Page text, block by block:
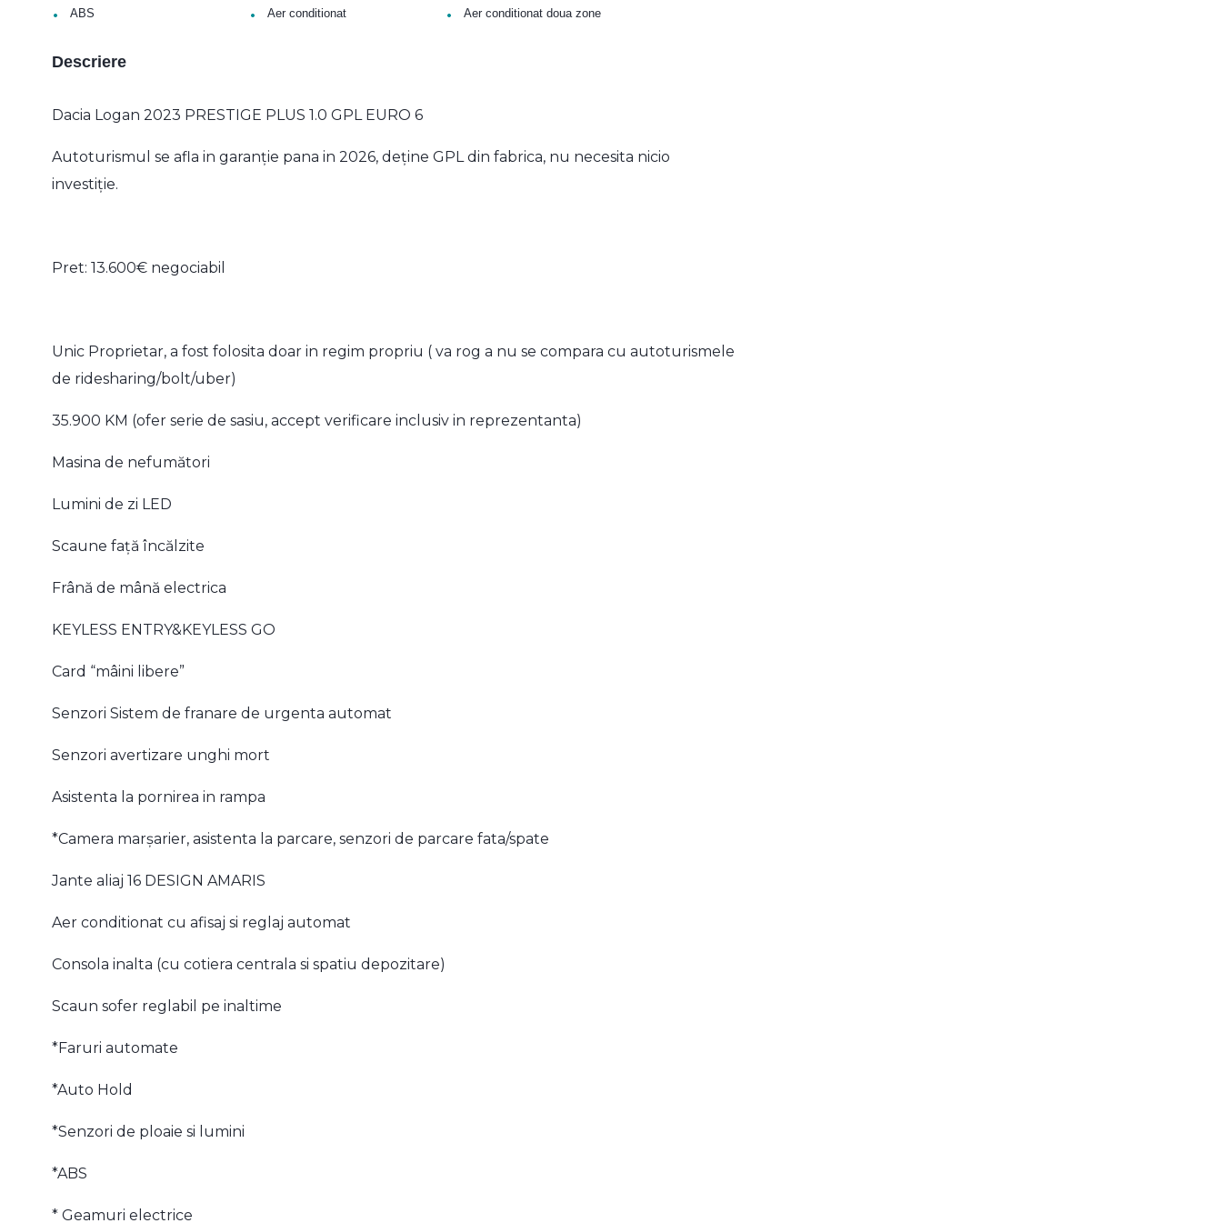
• ABS • Aer conditionat • Aer conditionat doua zone
Descriere
Dacia Logan 2023 PRESTIGE PLUS 1.0 GPL EURO 6
Autoturismul se afla in garanție pana in 2026, deține GPL din fabrica, nu necesita nicio
investiție.
Pret: 13.600€ negociabil
Unic Proprietar, a fost folosita doar in regim propriu ( va rog a nu se compara cu autoturismele
de ridesharing/bolt/uber)
35.900 KM (ofer serie de sasiu, accept verificare inclusiv in reprezentanta)
Masina de nefumători
Lumini de zi LED
Scaune față încălzite
Frână de mână electrica
KEYLESS ENTRY&KEYLESS GO
Card “mâini libere”
Senzori Sistem de franare de urgenta automat
Senzori avertizare unghi mort
Asistenta la pornirea in rampa
*Camera marșarier, asistenta la parcare, senzori de parcare fata/spate
Jante aliaj 16 DESIGN AMARIS
Aer conditionat cu afisaj si reglaj automat
Consola inalta (cu cotiera centrala si spatiu depozitare)
Scaun sofer reglabil pe inaltime
*Faruri automate
*Auto Hold
⁠*Senzori de ploaie si lumini
*ABS
* Geamuri electrice